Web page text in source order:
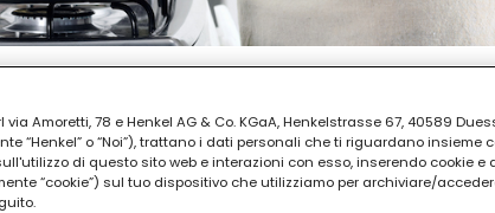
via Amoretti, 78 e Henkel AG & Co. KGaA, Henkelstrasse 67, 40589
“Henkel” o “Noi”), trattano i dati personali che ti riguardano insieme
di questo sito web e interazioni con esso, inserendo cookie e
“cookie”) sul tuo dispositivo che utilizziamo per archiviare/